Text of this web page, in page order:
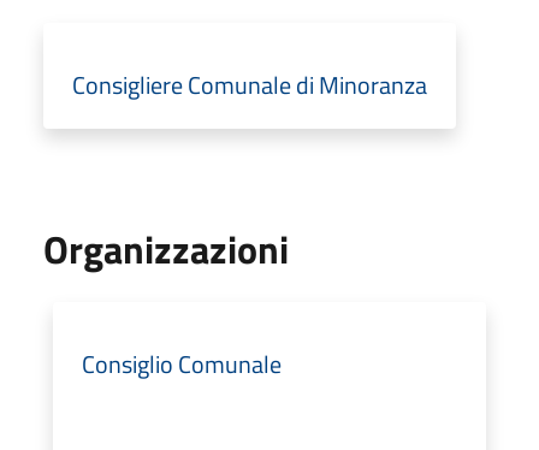
Consigliere Comunale di Minoranza
Organizzazioni
Consiglio Comunale